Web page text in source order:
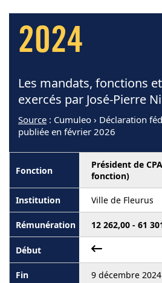
2024
Les mandats, fonctions
exercés par José-Pierre
Source : Cumuleo › Déclaration
publiée en février 2026
Président de
fonction)
Ville de Fleurus
12 262,00 - 61
9 décembre 2024